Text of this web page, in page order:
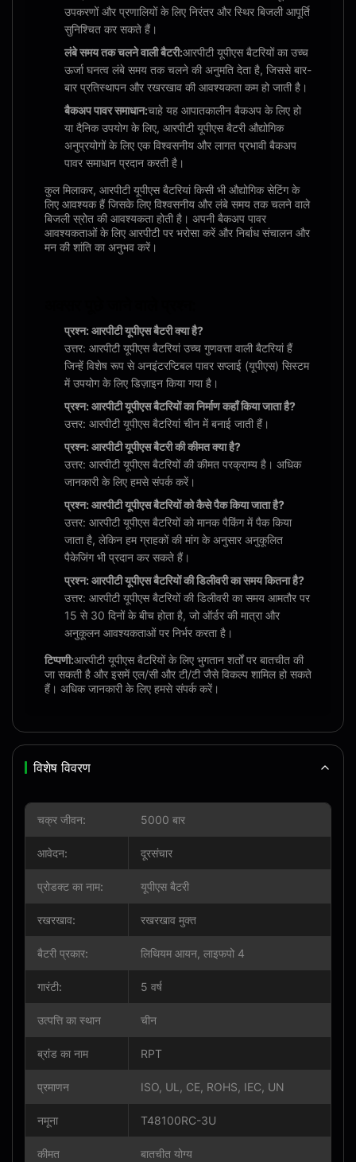
उपकरणों और प्रणालियों के लिए निरंतर और स्थिर बिजली आपूर्ति
सुनिश्चित कर सकते हैं।
लंबे समय तक चलने वाली बैटरी:आरपीटी यूपीएस बैटरियों का उच्च
ऊर्जा घनत्व लंबे समय तक चलने की अनुमति देता है, जिससे बार-
बार प्रतिस्थापन और रखरखाव की आवश्यकता कम हो जाती है।
बैकअप पावर समाधान:चाहे यह आपातकालीन बैकअप के लिए हो
या दैनिक उपयोग के लिए, आरपीटी यूपीएस बैटरी औद्योगिक
अनुप्रयोगों के लिए एक विश्वसनीय और लागत प्रभावी बैकअप
पावर समाधान प्रदान करती है।
कुल मिलाकर, आरपीटी यूपीएस बैटरियां किसी भी औद्योगिक सेटिंग के
लिए आवश्यक हैं जिसके लिए विश्वसनीय और लंबे समय तक चलने वाले
बिजली स्रोत की आवश्यकता होती है। अपनी बैकअप पावर
आवश्यकताओं के लिए आरपीटी पर भरोसा करें और निर्बाध संचालन और
मन की शांति का अनुभव करें।
प्रश्न: आरपीटी यूपीएस बैटरी क्या है?
उत्तर: आरपीटी यूपीएस बैटरियां उच्च गुणवत्ता वाली बैटरियां हैं
जिन्हें विशेष रूप से अनइंटरप्टिबल पावर सप्लाई (यूपीएस) सिस्टम
में उपयोग के लिए डिज़ाइन किया गया है।
प्रश्न: आरपीटी यूपीएस बैटरियों का निर्माण कहाँ किया जाता है?
उत्तर: आरपीटी यूपीएस बैटरियां चीन में बनाई जाती हैं।
प्रश्न: आरपीटी यूपीएस बैटरी की कीमत क्या है?
उत्तर: आरपीटी यूपीएस बैटरियों की कीमत परक्राम्य है। अधिक
जानकारी के लिए हमसे संपर्क करें।
प्रश्न: आरपीटी यूपीएस बैटरियों को कैसे पैक किया जाता है?
उत्तर: आरपीटी यूपीएस बैटरियों को मानक पैकिंग में पैक किया
जाता है, लेकिन हम ग्राहकों की मांग के अनुसार अनुकूलित
पैकेजिंग भी प्रदान कर सकते हैं।
प्रश्न: आरपीटी यूपीएस बैटरियों की डिलीवरी का समय कितना है?
उत्तर: आरपीटी यूपीएस बैटरियों की डिलीवरी का समय आमतौर पर
15 से 30 दिनों के बीच होता है, जो ऑर्डर की मात्रा और
अनुकूलन आवश्यकताओं पर निर्भर करता है।
टिप्पणी:आरपीटी यूपीएस बैटरियों के लिए भुगतान शर्तों पर बातचीत की
जा सकती है और इसमें एल/सी और टी/टी जैसे विकल्प शामिल हो सकते
हैं। अधिक जानकारी के लिए हमसे संपर्क करें।
विशेष विवरण
चक्र जीवन: 5000 बार
आवेदन: दूरसंचार
प्रोडक्ट का नाम: यूपीएस बैटरी
रखरखाव: रखरखाव मुक्त
बैटरी प्रकार: लिथियम आयन, लाइफपो 4
गारंटी: 5 वर्ष
उत्पत्ति का स्थान चीन
ब्रांड का नाम RPT
प्रमाणन ISO, UL, CE, ROHS, IEC, UN
नमूना T48100RC-3U
कीमत बातचीत योग्य